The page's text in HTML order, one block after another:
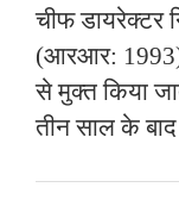
चीफ डायरेक्टर
(आरआर: 1993)
से मुक्त किया
तीन साल के